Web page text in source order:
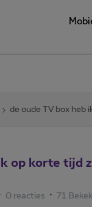
de oude TV box
op korte
0 reacties 71